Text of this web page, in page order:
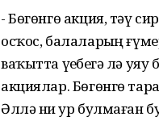
- Бөгөнгө акция, тәү
осҡос, балаларҙың
ваҡытта үҙебеҙгә лә
акциялар. Бөгөнгө
Әллә ни ҙур булмаған